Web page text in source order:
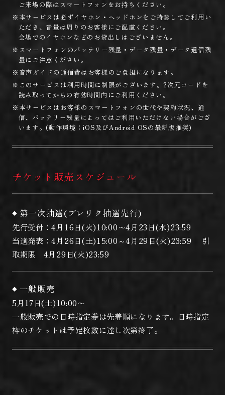
ご来場の際はスマートフォンをお持ちください。
※本サービスは必ずイヤホン・ヘッドホンをご持参してご利用い
ただき、音量は周りのお客様にご配慮ください。
会場でのイヤホンなどのお貸出しはございません。
※スマートフォンのバッテリー残量・データ残量・データ通信残
量にご注意ください。
※音声ガイドの通信費はお客様のご負担になります。
※このサービスは利用時間に制限がございます。2次元コードを
読み取ってからの有効時間内にご利用ください。
※本サービスはお客様のスマートフォンの世代や契約状況、通
信、バッテリー残量によってはご利用いただけない場合がござ
います。(動作環境：iOS及びAndroid OSの最新版推奨)
チケット販売スケジュール
第一次抽選(プレリク抽選先行)
先行受付：4月16日(火)10:00〜4月23日(水)23:59
当選発表：4月26日(土)15:00～4月29日(火)23:59 引
取期限 4月29日(火)23:59
一般販売
5月17日(土)10:00〜
一般販売での日時指定券は先着順になります。日時指定
枠のチケットは予定枚数に達し次第終了。